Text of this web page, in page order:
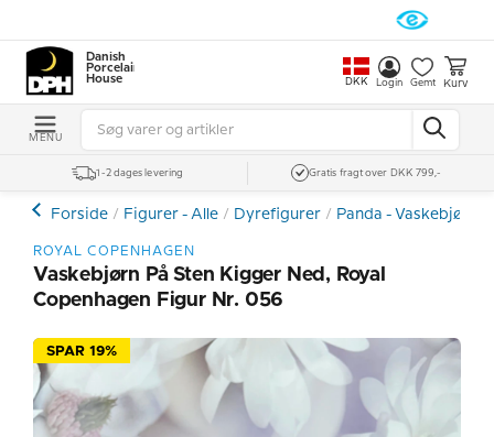
Danish
Porcelain
House
DKK Login Gemt Kurv
MENU
1-2 dages levering Gratis fragt over DKK 799,-
Forside Figurer - Alle Dyrefigurer Panda - Vaskebjørne
ROYAL COPENHAGEN
Vaskebjørn På Sten Kigger Ned, Royal
Copenhagen Figur Nr. 056
SPAR 19%